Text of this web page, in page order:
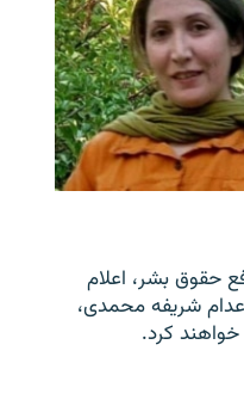
حقوق بشر، اعلام
شریفه محمدی،
خواهند کرد.